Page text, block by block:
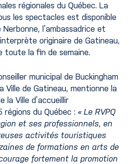
régionales du Québec. La
les spectacles est disponible
Nerbonne, l’ambassadrice et
originaire de Gatineau,
toute la fin de semaine.
municipal de Buckingham
de Gatineau, mentionne la
la Ville d’accueillir
régions du Québec : « Le RVPQ
et ses professionnels, en
activités touristiques
de formations en arts de
fortement la promotion